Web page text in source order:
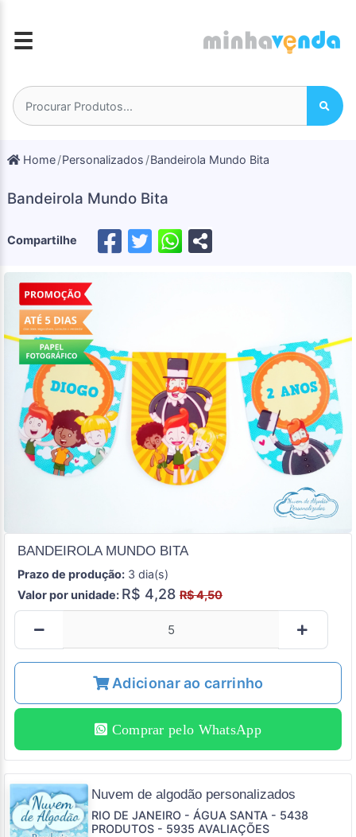
☰
Home Personalizados Bandeirola Mundo Bita
Bandeirola Mundo Bita
Compartilhe
BANDEIROLA MUNDO BITA
Prazo de produção: 3 dia(s)
Valor por unidade: R$ 4,28 R$ 4,50
Adicionar ao carrinho
Comprar pelo WhatsApp
Nuvem de algodão personalizados
RIO DE JANEIRO - ÁGUA SANTA - 5438
PRODUTOS - 5935 AVALIAÇÕES